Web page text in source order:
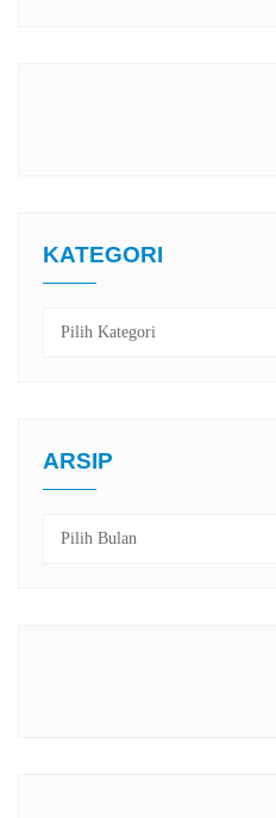
KATEGORI
ARSIP